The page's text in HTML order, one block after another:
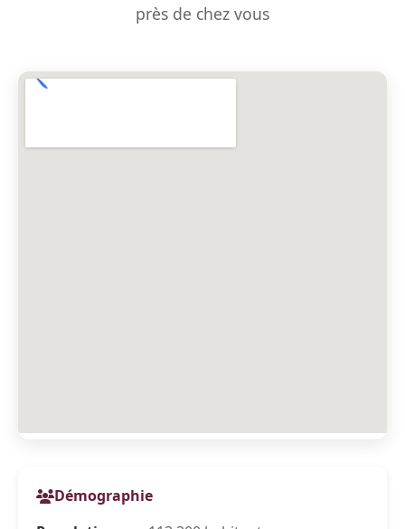
près de chez vous
Démographie